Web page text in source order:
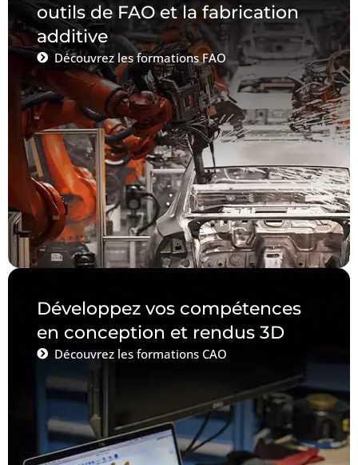
outils de FAO et la fabrication
additive
Découvrez les formations FAO
Développez vos compétences
en conception et rendus 3D
Découvrez les formations CAO